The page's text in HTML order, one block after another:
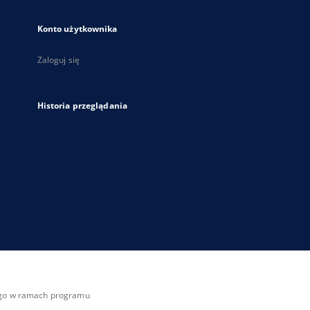
Konto użytkownika
Zaloguj się
Historia przeglądania
w ramach programu